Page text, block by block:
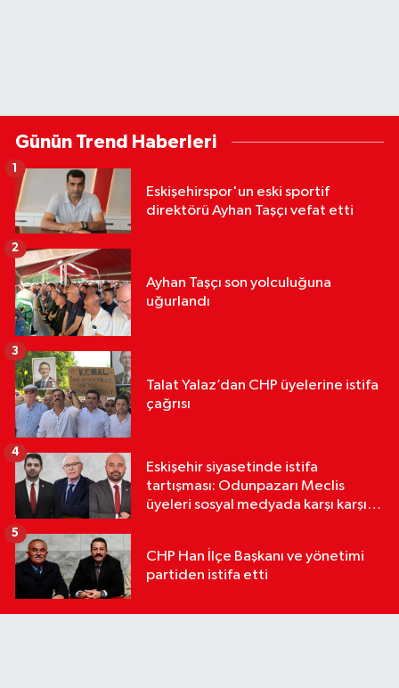
Günün Trend Haberleri
Eskişehirspor'un eski sportif
direktörü Ayhan Taşçı vefat etti
1
Ayhan Taşçı son yolculuğuna
uğurlandı
2
Talat Yalaz’dan CHP üyelerine istifa
çağrısı
3
Eskişehir siyasetinde istifa
tartışması: Odunpazarı Meclis
üyeleri sosyal medyada karşı karşıya
4
CHP Han İlçe Başkanı ve yönetimi
partiden istifa etti
5